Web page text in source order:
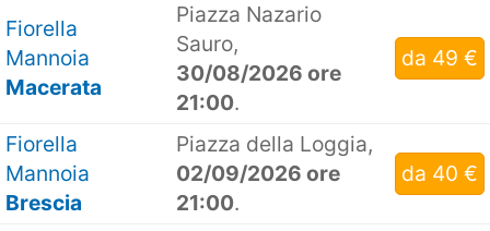
Fiorella
Mannoia
Macerata
Piazza Nazario
Sauro,
30/08/2026 ore
21:00.
da 49 €
Fiorella
Mannoia
Brescia
Piazza della Loggia,
02/09/2026 ore
21:00.
da 40 €